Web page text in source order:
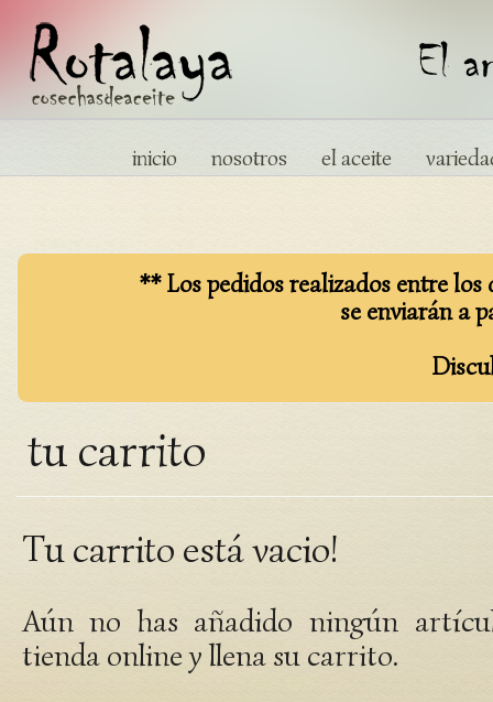
inicio nosotros el aceite
** Los pedidos realizados entre los
se enviarán a
tu carrito
Tu carrito está vacio!
Aún no has añadido ningún
tienda online y llena su carrito.